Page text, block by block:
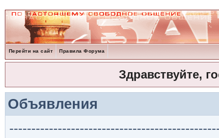
Перейти на сайт Правила Форума
Здравствуйте,
Объявления